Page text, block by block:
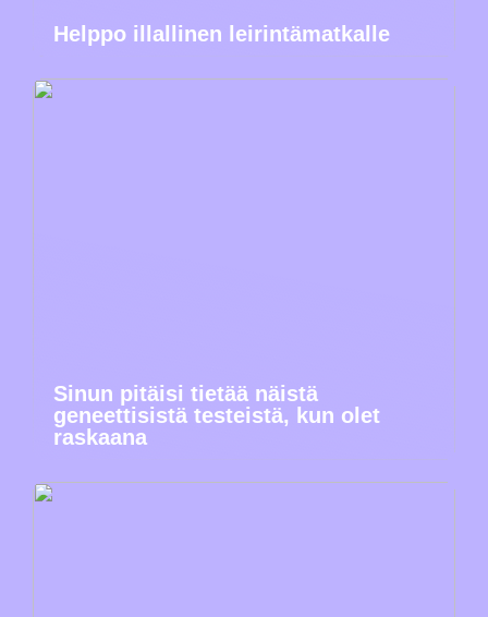
Helppo illallinen leirintämatkalle
Sinun pitäisi tietää näistä
geneettisistä testeistä, kun olet
raskaana